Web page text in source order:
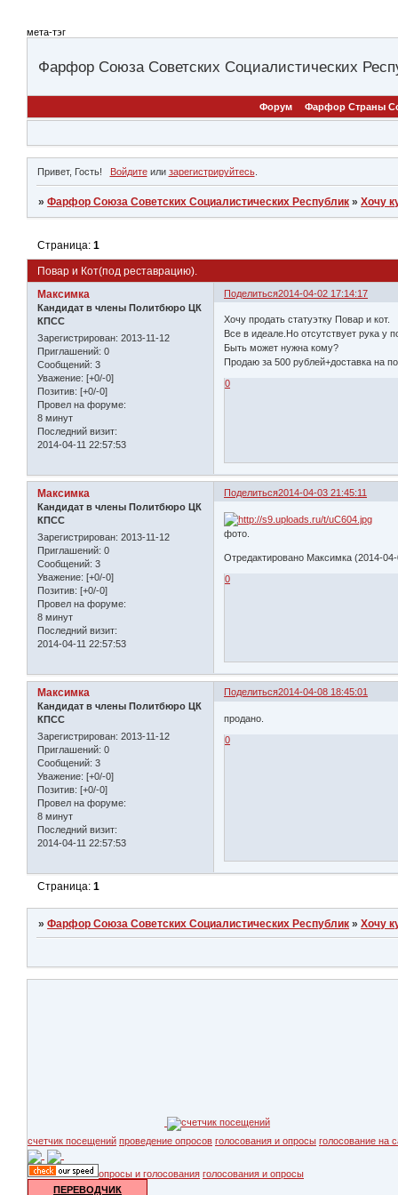
мета-тэг
Фарфор Союза Советских Социалистических
Форум Фарфор Страны
Привет, Гость! Войдитеили зарегистрируйтесь.
»Фарфор Союза Советских Социалистических Республик »Хочу
Повар и Кот(под реставрацию).
Страница:1
Поделиться2014-04-02 17:14:17
Максимка
Кандидат в члены Политбюро ЦК
КПСС
Зарегистрирован: 2013-11-12
Приглашений: 0
Сообщений: 3
Уважение: [+0/-0]
Позитив: [+0/-0]
Провел на форуме:
8 минут
Последний визит:
2014-04-11 22:57:53
Хочу продать статуэтку Повар и кот.
Все в идеале.Но отсутствует рука у
Быть может нужна кому?
Продаю за 500 рублей+доставка на
0
Поделиться2014-04-03 21:45:11
Максимка
Кандидат в члены Политбюро ЦК
КПСС
Зарегистрирован: 2013-11-12
Приглашений: 0
Сообщений: 3
Уважение: [+0/-0]
Позитив: [+0/-0]
Провел на форуме:
8 минут
Последний визит:
2014-04-11 22:57:53
фото.
Отредактировано Максимка (2014-
0
Поделиться2014-04-08 18:45:01
Максимка
Кандидат в члены Политбюро ЦК
КПСС
Зарегистрирован: 2013-11-12
Приглашений: 0
Сообщений: 3
Уважение: [+0/-0]
Позитив: [+0/-0]
Провел на форуме:
8 минут
Последний визит:
2014-04-11 22:57:53
продано.
0
Страница:1
»Фарфор Союза Советских Социалистических Республик »Хочу
счетчик посещений проведение опросов голосования и опросы голосование на
опросы и голосования голосования и опросы
ПЕРЕВОДЧИК